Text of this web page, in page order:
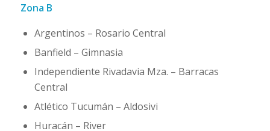
Zona B
Argentinos – Rosario Central
Banfield – Gimnasia
Independiente Rivadavia Mza. – Barracas
Central
Atlético Tucumán – Aldosivi
Huracán – River